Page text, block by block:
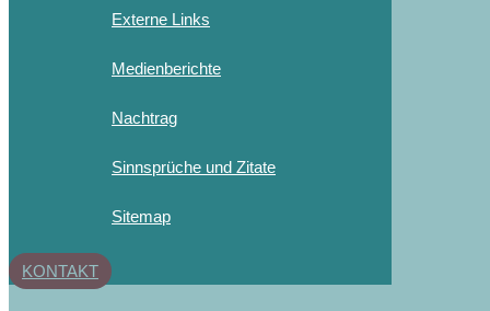
Externe Links
Medienberichte
Nachtrag
Sinnsprüche und Zitate
Sitemap
KONTAKT